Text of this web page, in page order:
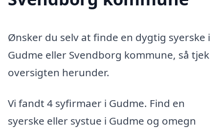
Ønsker du selv at finde en dygtig syerske i
Gudme eller Svendborg kommune, så tjek
oversigten herunder.
Vi fandt 4 syfirmaer i Gudme. Find en
syerske eller systue i Gudme og omegn